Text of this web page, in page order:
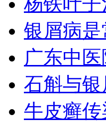
银屑病
广东中
石斛与银
牛皮癣